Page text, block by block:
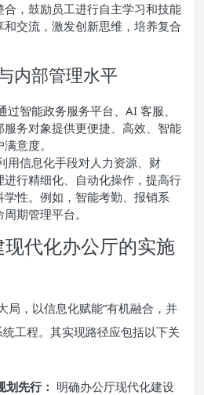
，鼓励员工进行自主学习和技能
交流，激发创新思维，培养复合
内部管理水平
过智能政务服务平台、AI 客服、
服务对象提供更便捷、高效、智能
意度。
用信息化手段对人力资源、财
行精细化、自动化操作，提高行
性。例如，智能考勤、报销系
期管理平台。
代化办公厅的实施
局，以信息化赋能”有机融合，并
工程。其实现路径应包括以下关
先行： 明确办公厅现代化建设